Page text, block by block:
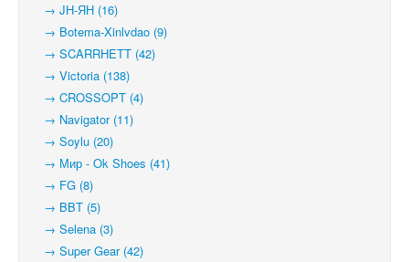
→ JH-ЯН (16)
→ Botema-Xinlvdao (9)
→ SCARRHETT (42)
→ Victoria (138)
→ CROSSOPT (4)
→ Navigator (11)
→ Soylu (20)
→ Мир - Ok Shoes (41)
→ FG (8)
→ BBT (5)
→ Selena (3)
→ Super Gear (42)